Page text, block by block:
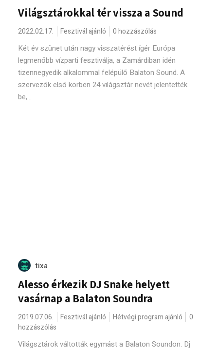
Világsztárokkal tér vissza a Sound
2022.02.17. Fesztivál ajánló 0 hozzászólás
Két év szünet után nagy visszatérést ígér Európa
legmenőbb vízparti fesztiválja, a Zamárdiban idén
tizennegyedik alkalommal felépülő Balaton Sound. A
szervezők első körben 24 világsztár nevét jelentették
be,...
tixa
Alesso érkezik DJ Snake helyett
vasárnap a Balaton Soundra
2019.07.06. Fesztivál ajánló Hétvégi program ajánló
0
hozzászólás
Világsztárok váltották egymást a Balaton Soundon. Dj